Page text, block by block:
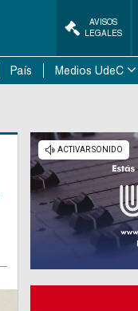
AVISOS
LEGALES
País Medios UdeC